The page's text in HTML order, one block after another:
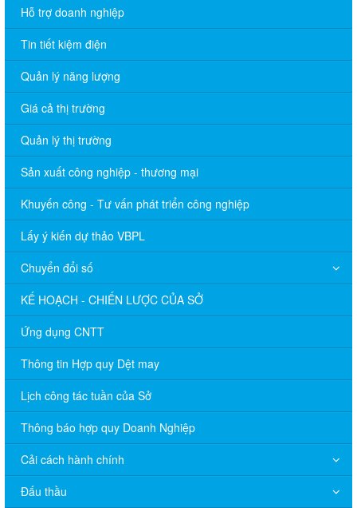
Hỗ trợ doanh nghiệp
Tin tiết kiệm điện
Quản lý năng lượng
Giá cả thị trường
Quản lý thị trường
Sản xuất công nghiệp - thương mại
Khuyến công - Tư vấn phát triển công nghiệp
Lấy ý kiến dự thảo VBPL
Chuyển đổi số
KẾ HOẠCH - CHIẾN LƯỢC CỦA SỞ
Ứng dụng CNTT
Thông tin Hợp quy Dệt may
Lịch công tác tuần của Sở
Thông báo hợp quy Doanh Nghiệp
Cải cách hành chính
Đấu thầu